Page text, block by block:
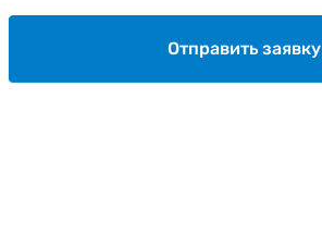
Отправить заявку